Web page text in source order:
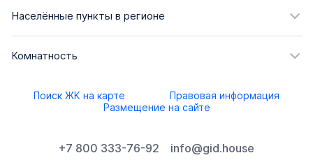
Населённые пункты в регионе
Комнатность
Поиск ЖК на карте
Правовая информация
Размещение на сайте
+7 800 333-76-92 info@gid.house